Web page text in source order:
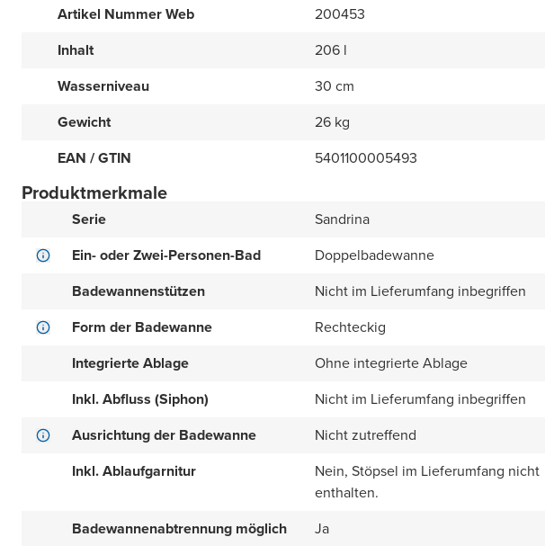
Artikel Nummer Web
200453
Inhalt
206 l
Wasserniveau
30 cm
Gewicht
26 kg
EAN / GTIN
5401100005493
Produktmerkmale
Serie
Sandrina
Ein- oder Zwei-Personen-Bad
Doppelbadewanne
Badewannenstützen
Nicht im Lieferumfang inbegriffen
Form der Badewanne
Rechteckig
Integrierte Ablage
Ohne integrierte Ablage
Inkl. Abfluss (Siphon)
Nicht im Lieferumfang inbegriffen
Ausrichtung der Badewanne
Nicht zutreffend
Inkl. Ablaufgarnitur
Nein, Stöpsel im Lieferumfang nicht
enthalten.
Badewannenabtrennung möglich
Ja